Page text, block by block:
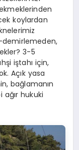
koylardan
3-5
iştahı için,
Açık yasa
bağlamanın
ağır hukuki